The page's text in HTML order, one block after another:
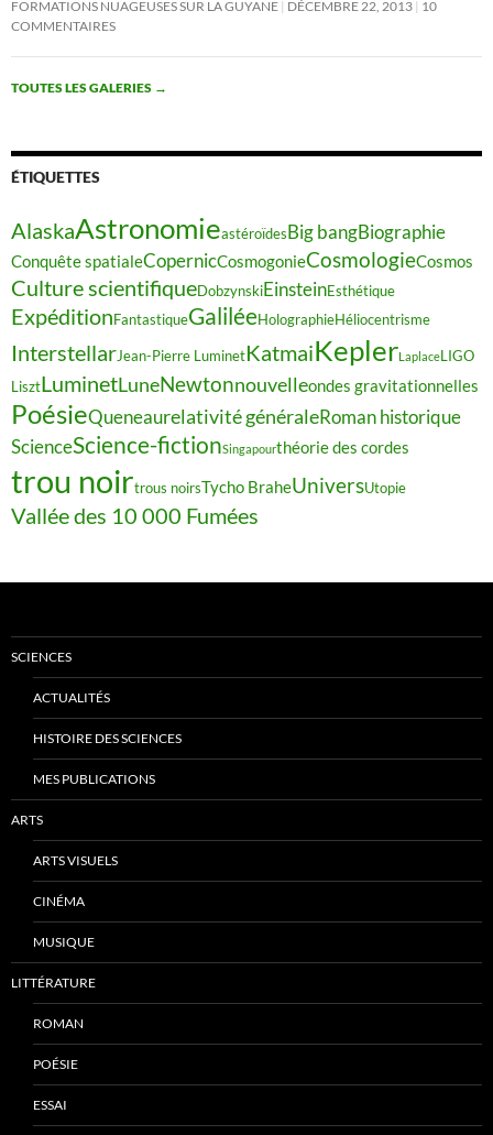
FORMATIONS NUAGEUSES SUR LA GUYANE DÉCEMBRE 22, 2013 10
COMMENTAIRES
TOUTES LES GALERIES →
ÉTIQUETTES
AlaskaAstronomieastéroïdesBig bangBiographie
Conquête spatialeCopernicCosmogonieCosmologieCosmos
Culture scientifiqueDobzynskiEinsteinEsthétique
ExpéditionFantastiqueGaliléeHolographieHéliocentrisme
InterstellarJean-Pierre LuminetKatmaiKeplerLaplaceLIGO
LisztLuminetLuneNewtonnouvelleondes gravitationnelles
PoésieQueneaurelativité généraleRoman historique
ScienceScience-fictionSingapourthéorie des cordes
trou noirtrous noirsTycho BraheUniversUtopie
Vallée des 10 000 Fumées
SCIENCES
ACTUALITÉS
HISTOIRE DES SCIENCES
MES PUBLICATIONS
ARTS
ARTS VISUELS
CINÉMA
MUSIQUE
LITTÉRATURE
ROMAN
POÉSIE
ESSAI